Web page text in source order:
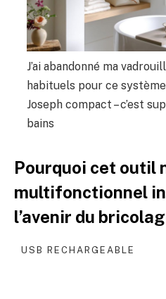
J’ai abandonné ma
habituels pour ce
Joseph compact – c’est
bains
Pourquoi cet outil
multifonctionnel
l’avenir du
USB RECHARGEABLE